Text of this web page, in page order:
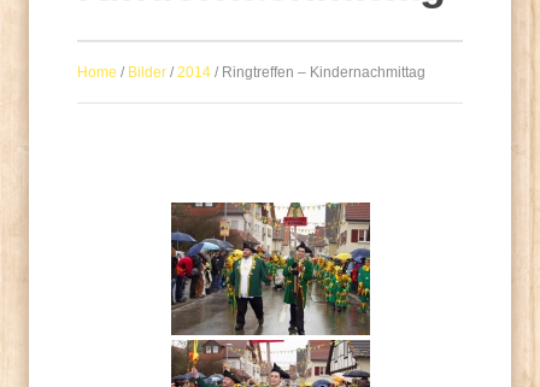
Home / Bilder / 2014 / Ringtreffen – Kindernachmittag